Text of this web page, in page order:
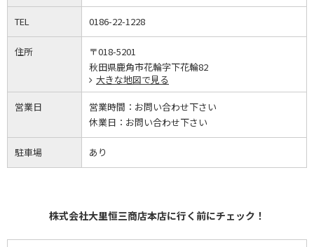
TEL 0186-22-1228
住所
〒018-5201
秋田県鹿角市花輪字下花輪82
大きな地図で見る
営業日 営業時間： お問い合わせ下さい
休業日： お問い合わせ下さい
駐車場 あり
株式会社大里恒三商店本店に行く前にチェック！